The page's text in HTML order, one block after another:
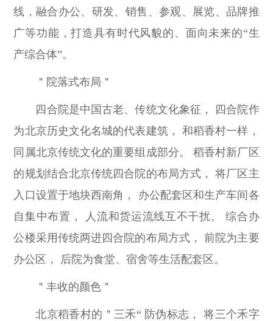
线，融合办公、研发、销售、参观、展览、品牌推
广等功能，打造具有时代风貌的、面向未来的“生
产综合体”。
＂院落式布局＂
四合院是中国古老、传统文化象征， 四合院作
为北京历史文化名城的代表建筑， 和稻香村一样，
同属北京传统文化的重要组成部分。 稻香村新厂区
的规划结合北京传统四合院的布局方式， 将厂区主
入口设置于地块西南角， 办公配套区和生产车间各
自集中布置， 人流和货运流线互不干扰。 综合办
公楼采用传统两进四合院的布局方式， 前院为主要
办公区， 后院为食堂、宿舍等生活配套区。
＂丰收的颜色＂
北京稻香村的＂三禾“ 防伪标志， 将三个禾字